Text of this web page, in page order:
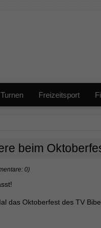
Turnen Freizeitsport
beim
0)
das Oktoberfest des TV